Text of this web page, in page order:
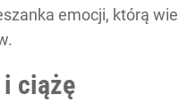
emocji, którą
i ciążę